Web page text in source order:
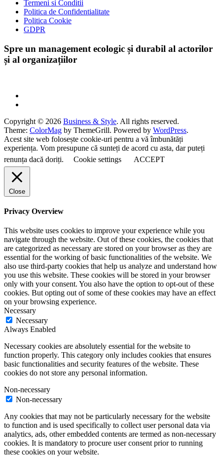
Termeni si Conditii
Politica de Confidentialitate
Politica Cookie
GDPR
Spre un management ecologic și durabil al actorilor
și al organizațiilor
Copyright © 2026 Business & Style. All rights reserved.
Theme: ColorMag by ThemeGrill. Powered by WordPress.
Acest site web folosește cookie-uri pentru a vă îmbunătăți
experiența. Vom presupune că sunteți de acord cu asta, dar puteți
renunța dacă doriți.
Cookie settings ACCEPT
Close
Privacy Overview
This website uses cookies to improve your experience while you
navigate through the website. Out of these cookies, the cookies that
are categorized as necessary are stored on your browser as they are
essential for the working of basic functionalities of the website. We
also use third-party cookies that help us analyze and understand how
you use this website. These cookies will be stored in your browser
only with your consent. You also have the option to opt-out of these
cookies. But opting out of some of these cookies may have an effect
on your browsing experience.
Necessary
Necessary
Always Enabled
Necessary cookies are absolutely essential for the website to
function properly. This category only includes cookies that ensures
basic functionalities and security features of the website. These
cookies do not store any personal information.
Non-necessary
Non-necessary
Any cookies that may not be particularly necessary for the website
to function and is used specifically to collect user personal data via
analytics, ads, other embedded contents are termed as non-necessary
cookies. It is mandatory to procure user consent prior to running
these cookies on your website.